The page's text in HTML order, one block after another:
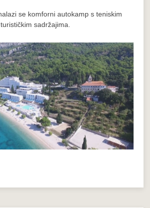
se komforni autokamp s teniskim
sadržajima.